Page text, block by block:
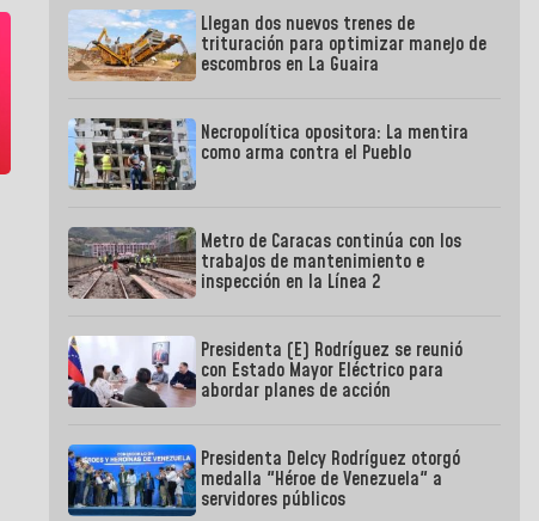
Llegan dos nuevos trenes de
trituración para optimizar manejo de
escombros en La Guaira
Necropolítica opositora: La mentira
como arma contra el Pueblo
Metro de Caracas continúa con los
trabajos de mantenimiento e
inspección en la Línea 2
Presidenta (E) Rodríguez se reunió
con Estado Mayor Eléctrico para
abordar planes de acción
Presidenta Delcy Rodríguez otorgó
medalla "Héroe de Venezuela" a
servidores públicos